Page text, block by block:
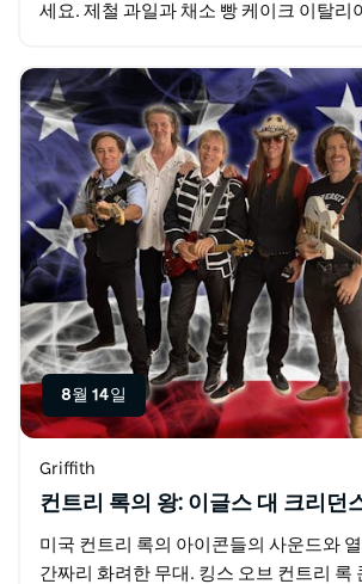
세요. 제철 과일과 채소 빵 케이크 이탈리
8월 14일
Griffith
컨트리 록의 왕: 이글스 대 크리던
미국 컨트리 록의 아이콘들의 사운드와
간짜리 화려한 무대. 킹스 오브 컨트리 록